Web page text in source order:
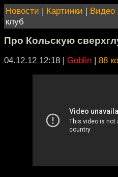
Новости | Картинки | Видео
клуб
Про Кольскую
04.12.12 12:18 | Goblin | 88